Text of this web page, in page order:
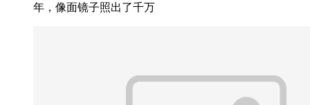
年，像面镜子照出了千万